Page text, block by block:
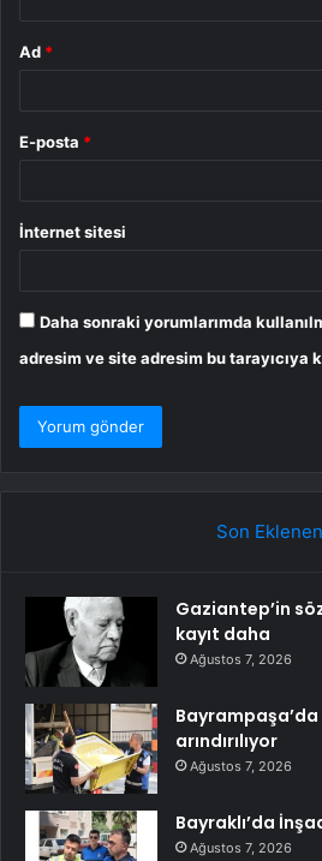
Ad *
E-posta *
İnternet sitesi
Daha sonraki yorumlarımda
adresim ve site adresim bu tarayıcıya
Son Eklenen
Gaziantep’in
kayıt daha
Ağustos 7, 2026
arındırılıyor
Ağustos 7, 2026
Bayraklı’da
Ağustos 7, 2026